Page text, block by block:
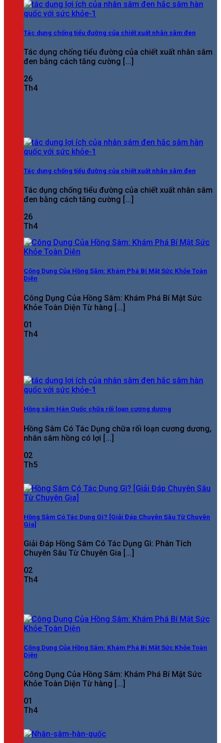
Tác dụng chống tiểu đường của chiết xuất nhân sâm đen
Tác dụng chống tiểu đường của chiết xuất nhân sâm
đen bằng cách tăng cường [...]
26
Th4
Công Dụng Của Hồng Sâm: Khám Phá Bí Mật Sức Khỏe Toàn
Diện
Công Dụng Của Hồng Sâm: Khám Phá Bí Mật Sức
Khỏe Toàn Diện Từ hàng [...]
01
Th4
Hồng Sâm Có Tác Dụng Gì? [Giải Đáp Chuyên Sâu Từ Chuyên
Gia]
Giải Đáp Hồng Sâm Có Tác Dụng Gì: Phân Tích
Chuyên Sâu Từ Chuyên Gia [...]
02
Th4
Tác dụng chống tiểu đường của chiết xuất nhân sâm đen
Tác dụng chống tiểu đường của chiết xuất nhân sâm
đen bằng cách tăng cường [...]
26
Th4
Hồng sâm Hàn Quốc chữa rối loạn cương dương
Hồng Sâm Có Tác Dụng chữa rối loạn cương dương,
nhân sâm hồng có lợi [...]
02
Th5
Công Dụng Của Hồng Sâm: Khám Phá Bí Mật Sức Khỏe Toàn
Diện
Công Dụng Của Hồng Sâm: Khám Phá Bí Mật Sức
Khỏe Toàn Diện Từ hàng [...]
01
Th4